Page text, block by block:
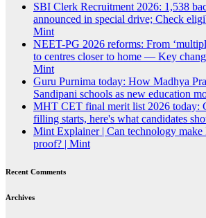
SBI Clerk Recruitment 2026: 1,538
announced in special drive; Check
Mint
NEET-PG 2026 reforms: From
to centres closer to home — Key
Mint
Guru Purnima today: How Madhya
Sandipani schools as new education
MHT CET final merit list 2026 today:
filling starts, here's what candidates
Mint Explainer | Can technology make
proof? | Mint
Recent Comments
Archives